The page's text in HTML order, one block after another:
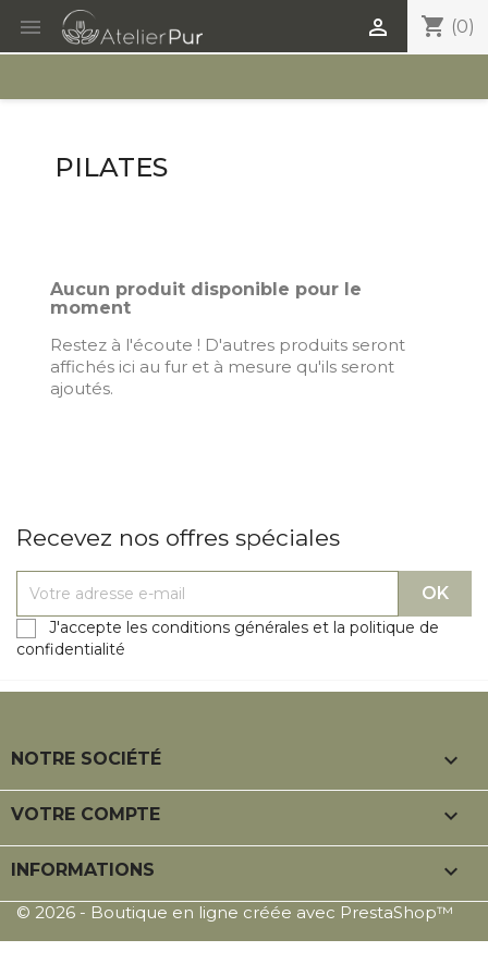
 shopping_cart (0)

PILATES
Aucun produit disponible pour le
moment
Restez à l'écoute ! D'autres produits seront
affichés ici au fur et à mesure qu'ils seront
ajoutés.
Recevez nos offres spéciales
J'accepte les conditions générales et la politique de
confidentialité
NOTRE SOCIÉTÉ 
VOTRE COMPTE 
INFORMATIONS keyboard_arrow_down
© 2026 - Boutique en ligne créée avec PrestaShop™